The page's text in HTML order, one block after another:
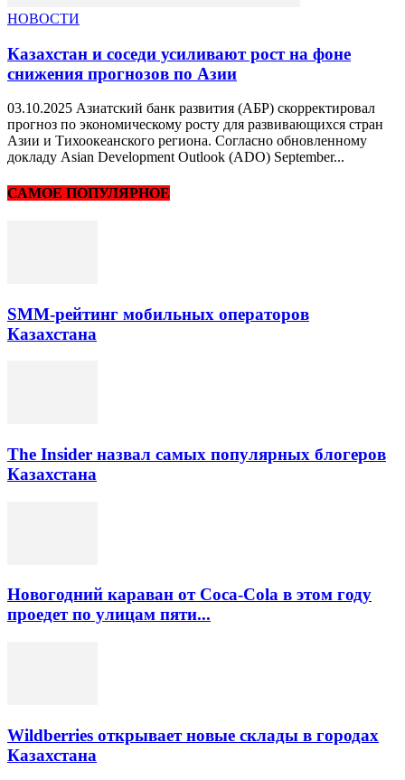
НОВОСТИ
Казахстан и соседи усиливают рост на фоне
снижения прогнозов по Азии
03.10.2025 Азиатский банк развития (АБР) скорректировал
прогноз по экономическому росту для развивающихся стран
Азии и Тихоокеанского региона. Согласно обновленному
докладу Asian Development Outlook (ADO) September...
САМОЕ ПОПУЛЯРНОЕ
SMM-рейтинг мобильных операторов
Казахстана
The Insider назвал самых популярных блогеров
Казахстана
Новогодний караван от Coca-Cola в этом году
проедет по улицам пяти...
Wildberries открывает новые склады в городах
Казахстана